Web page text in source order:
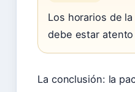
Los horarios de
debe estar
La conclusión: la